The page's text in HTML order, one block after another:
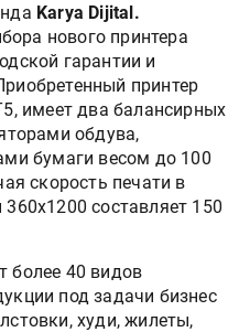
Karya Dijital.
нового принтера
гарантии и
принтер
имеет два балансирных
обдува,
бумаги весом до 100
скорость печати в
составляет 150
более 40 видов
под задачи бизнес
худи, жилеты,